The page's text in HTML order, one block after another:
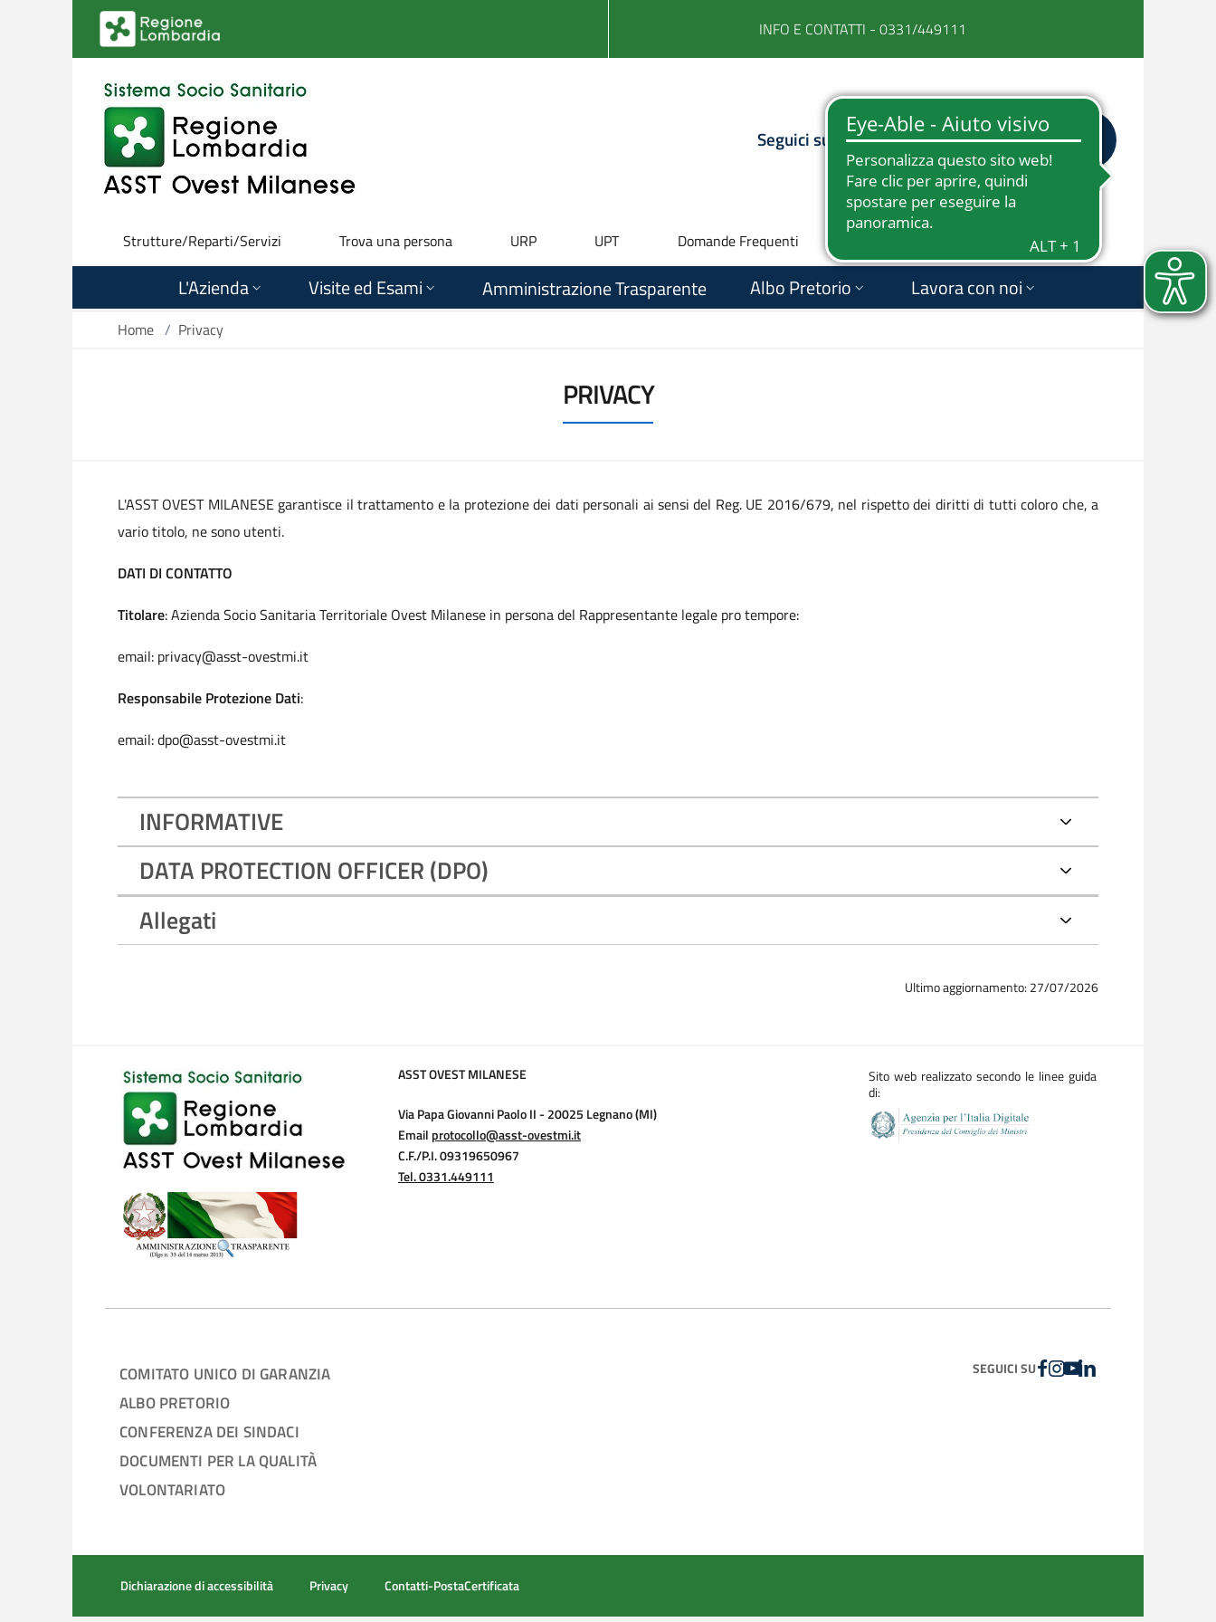
Salta al contenuto principale
INFO E CONTATTI - 0331/449111
Seguici su FACEBOOK
INSTAGRAM
YOUTUBE
LINKEDIN Cerca
Strutture/Reparti/Servizi Trova una persona URP UPT Domande Frequenti Sostienici
L'Azienda Visite ed Esami Amministrazione Trasparente Albo Pretorio Lavora con noi
Home / Privacy
PRIVACY
L'ASST OVEST MILANESE garantisce il trattamento e la protezione dei dati personali ai sensi del Reg. UE 2016/679, nel rispetto dei diritti di tutti coloro che, a
vario titolo, ne sono utenti.
DATI DI CONTATTO
Titolare: Azienda Socio Sanitaria Territoriale Ovest Milanese in persona del Rappresentante legale pro tempore:
email: privacy@asst-ovestmi.it
Responsabile Protezione Dati:
email: dpo@asst-ovestmi.it
INFORMATIVE
DATA PROTECTION OFFICER (DPO)
Allegati
Ultimo aggiornamento: 27/07/2026
ASST OVEST MILANESE
Via Papa Giovanni Paolo II - 20025 Legnano (MI)
Email protocollo@asst-ovestmi.it
C.F./P.I. 09319650967
Tel. 0331.449111
Sito web realizzato secondo le linee guida
di:
COMITATO UNICO DI GARANZIA
ALBO PRETORIO
CONFERENZA DEI SINDACI
DOCUMENTI PER LA QUALITÀ
VOLONTARIATO
SEGUICI SUFACEBOOK
INSTAGRAM
YOUTUBE
LINKEDIN
Dichiarazione di accessibilità Privacy Contatti-PostaCertificata